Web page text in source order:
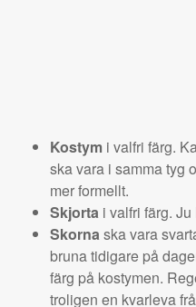
Kostym i valfri färg.
ska vara i samma tyg
mer formellt.
Skjorta i valfri färg.
Skornaska vara
bruna tidigare på
färg på kostymen.
troligen en kvarleva